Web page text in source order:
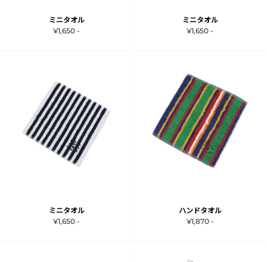
ミニタオル
¥1,650 -
ミニタオル
¥1,650 -
ミニタオル
¥1,650 -
ハンドタオル
¥1,870 -